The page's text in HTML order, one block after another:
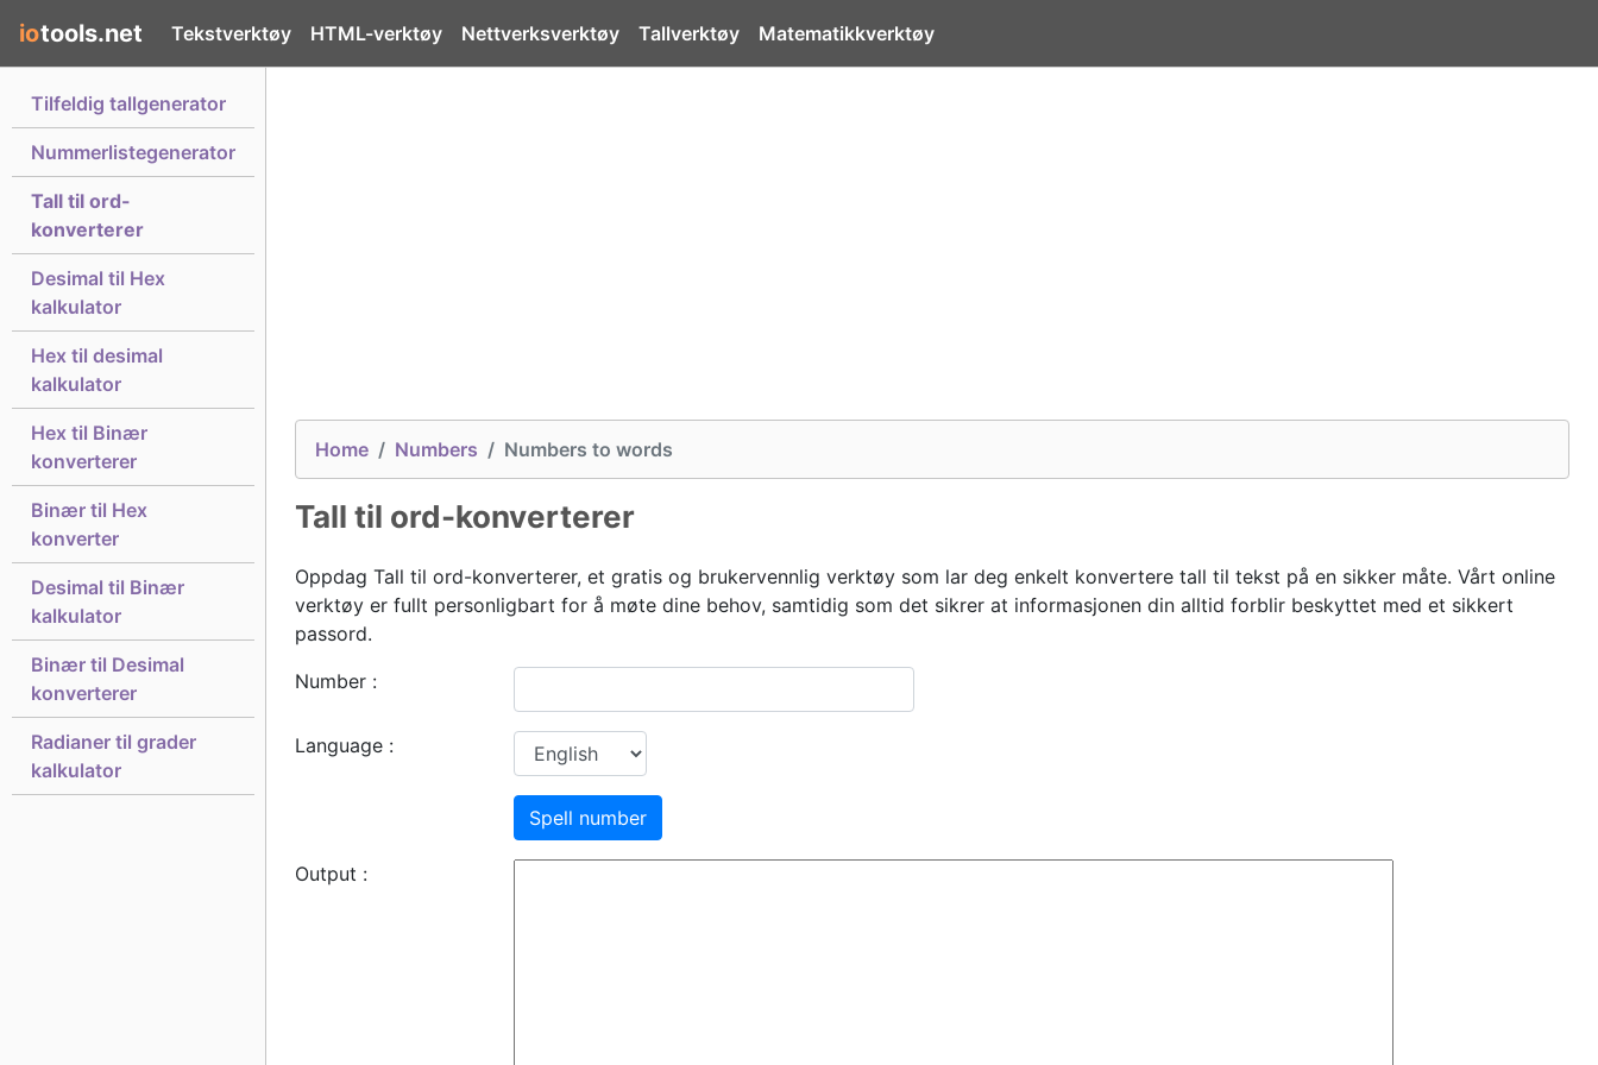
iotools.net Tekstverktøy HTML-verktøy Nettverksverktøy Tallverktøy Matematikkverktøy
Tilfeldig tallgenerator
Nummerlistegenerator
Tall til ord-
konverterer
Desimal til Hex
kalkulator
Hex til desimal
kalkulator
Hex til Binær
konverterer
Binær til Hex
konverter
Desimal til Binær
kalkulator
Binær til Desimal
konverterer
Radianer til grader
kalkulator
Home Numbers Numbers to words
Tall til ord-konverterer
Oppdag Tall til ord-konverterer, et gratis og brukervennlig verktøy som lar deg enkelt konvertere tall til tekst på en sikker måte. Vårt online
verktøy er fullt personligbart for å møte dine behov, samtidig som det sikrer at informasjonen din alltid forblir beskyttet med et sikkert
passord.
Number :
Language :
Output :